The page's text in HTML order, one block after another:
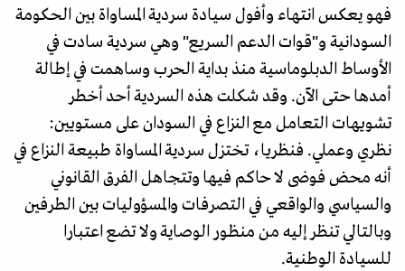
فهو يعكس انتهاء وأفول سيادة سردية المساواة بين الحكومة
السودانية و"قوات الدعم السريع" وهي سردية سادت في
الأوساط الدبلوماسية منذ بداية الحرب وساهمت في إطالة
أمدها حتى الآن. وقد شكلت هذه السردية أحد أخطر
تشويهات التعامل مع النزاع في السودان على مستويين:
نظري وعملي. فنظريا، تختزل سردية المساواة طبيعة النزاع في
أنه محض فوضى لا حاكم فيها وتتجاهل الفرق القانوني
والسياسي والواقعي في التصرفات والمسؤوليات بين الطرفين
وبالتالي تنظر إليه من منظور الوصاية ولا تضع اعتبارا
للسيادة الوطنية.